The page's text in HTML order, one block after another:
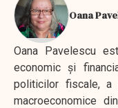
Oana
Oana Pavelescu
economic și
politicilor fiscale, a
macroeconomice